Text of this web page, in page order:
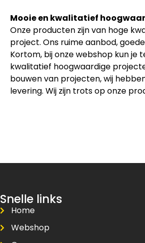
Mooie en kwalitatief
Onze producten zijn van hoge
project. Ons ruime aanbod,
Kortom, bij onze webshop kun
kwalitatief hoogwaardige
bouwen van projecten, wij
levering. Wij zijn trots op onze
Snelle links
Home
Webshop